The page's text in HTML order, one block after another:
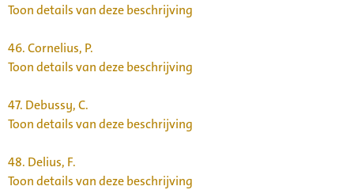
Toon details van deze beschrijving
46.Cornelius, P.
Toon details van deze beschrijving
47. Debussy, C.
Toon details van deze beschrijving
48. Delius, F.
Toon details van deze beschrijving